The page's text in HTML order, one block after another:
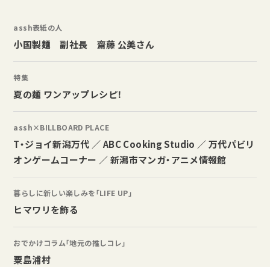
assh表紙の人
小国製麺 副社長 齋藤 公美さん
特集
夏の麺 ワンアップレシピ！
assh×BILLBOARD PLACE
T・ジョイ新潟万代 ／ ABC Cooking Studio ／ 万代パビリ
オンゲームコーナー ／ 新潟市マンガ・アニメ情報館
暮らしに新しい楽しみを「LIFE UP」
ヒマワリを飾る
おでかけコラム「地元の推しコレ」
粟島浦村